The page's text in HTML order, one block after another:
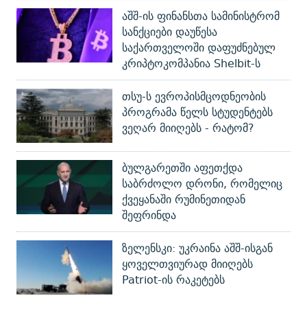
აშშ-ის ფინანსთა სამინისტრომ
სანქციები დაუწესა
საქართველოში დაფუძნებულ
კრიპტოკომპანია Shelbit-ს
თსუ-ს ევროპისმცოდნეობის
პროგრამა წელს სტუდენტებს
ვეღარ მიიღებს - რატომ?
ბულგარეთში აფეთქდა
საბრძოლო დრონი, რომელიც
ქვეყანაში რუმინეთიდან
შეფრინდა
ზელენსკი: უკრაინა აშშ-ისგან
ყოველთვიურად მიიღებს
Patriot-ის რაკეტებს